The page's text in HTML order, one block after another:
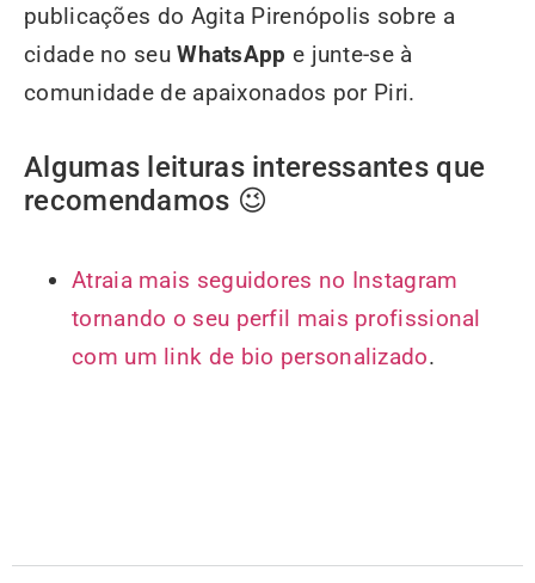
publicações do Agita Pirenópolis sobre a
cidade no seuWhatsApp e junte-se à
comunidade de apaixonados por Piri.
Algumas leituras interessantes que
recomendamos 😉
Atraia mais seguidores no Instagram
tornando o seu perfil mais profissional
com um link de bio personalizado.